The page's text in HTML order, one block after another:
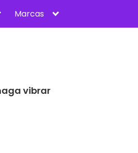
Marcas
vibrar